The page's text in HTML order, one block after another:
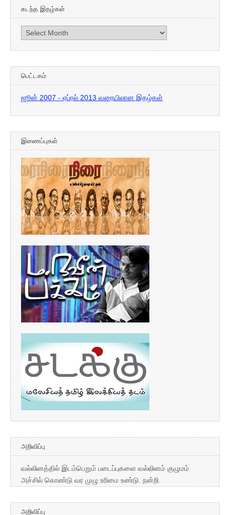
கடந்த இதழ்கள்
கடந்த
இதழ்கள்
பெட்டகம்
ஜூன் 2007 - ஏப்ரல் 2013 வரையிலான இதழ்கள்
இணைப்புகள்
அறிவிப்பு
வல்லினத்தில் இடம்பெறும் படைப்புகளை வல்லினம் குழுமம்
அச்சில் கொண்டு வர முழு உரிமை உண்டு. நன்றி.
அறிவிப்பு